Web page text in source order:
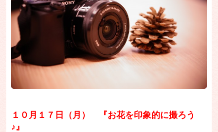
１０月１７日（月）
『お花を印象的に撮ろう
♪』